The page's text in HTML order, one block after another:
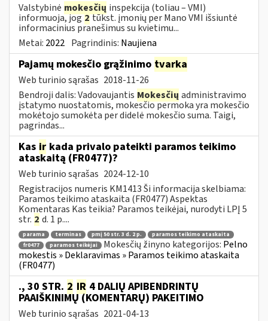
Valstybinė mokesčių inspekcija (toliau – VMI)
informuoja, jog2tūkst. įmonių per Mano VMI išsiuntė
informacinius pranešimus su kvietimu...
Metai: 2022 Pagrindinis: Naujiena
Pajamų mokesčio grąžinimo tvarka
Web turinio sąrašas 2018-11-26
Bendroji dalis: Vadovaujantis Mokesčių administravimo
įstatymo nuostatomis, mokesčio permoka yra mokesčio
mokėtojo sumokėta per didelė mokesčio suma. Taigi,
pagrindas...
Kas ir kada privalo pateikti paramos teikimo
ataskaitą (FR0477)?
Web turinio sąrašas 2024-12-10
Registracijos numeris KM1413 Ši informacija skelbiama:
Paramos teikimo ataskaita (FR0477) Aspektas
Komentaras Kas teikia? Paramos teikėjai, nurodyti LPĮ 5
str. 2 d. 1 p....
parama terminas pmį 50 str. 3 d. 2 p.
paramos teikimo ataskaita
fr0477
paramos teikėjai Mokesčių žinyno kategorijos: Pelno
mokestis » Deklaravimas » Paramos teikimo ataskaita
(FR0477)
., 30 STR. 2 IR 4 DALIŲ APIBENDRINTŲ
PAAIŠKINIMŲ (KOMENTARŲ) PAKEITIMO
Web turinio sąrašas 2021-04-13